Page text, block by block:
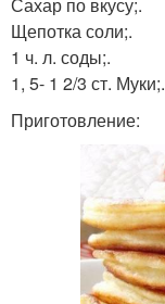
Щепотка соли;.
1 ч. л. соды;.
1, 5- 1 2/3 ст. Муки;.
Приготовление: